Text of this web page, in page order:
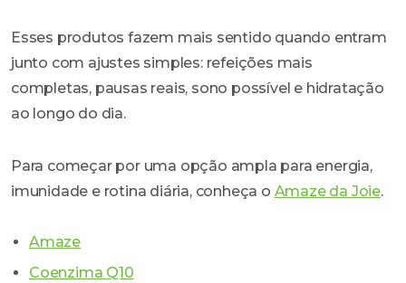
Esses produtos fazem mais sentido quando entram
junto com ajustes simples: refeições mais
completas, pausas reais, sono possível e hidratação
ao longo do dia.
Para começar por uma opção ampla para energia,
imunidade e rotina diária, conheça o Amaze da Joie.
Amaze
Coenzima Q10